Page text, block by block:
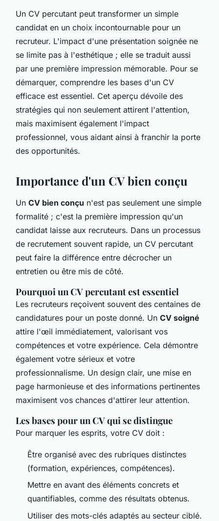
Un CV percutant peut transformer un simple
candidat en un choix incontournable pour un
recruteur. L'impact d'une présentation soignée ne
se limite pas à l'esthétique ; elle se traduit aussi
par une première impression mémorable. Pour se
démarquer, comprendre les bases d'un CV
efficace est essentiel. Cet aperçu dévoile des
stratégies qui non seulement attirent l'attention,
mais maximisent également l'impact
professionnel, vous aidant ainsi à franchir la porte
des opportunités.
Importance d'un CV bien conçu
Un CV bien conçu n'est pas seulement une simple
formalité ; c'est la première impression qu'un
candidat laisse aux recruteurs. Dans un processus
de recrutement souvent rapide, un CV percutant
peut faire la différence entre décrocher un
entretien ou être mis de côté.
Pourquoi un CV percutant est essentiel
Les recruteurs reçoivent souvent des centaines de
candidatures pour un poste donné. Un CV soigné
attire l'œil immédiatement, valorisant vos
compétences et votre expérience. Cela démontre
également votre sérieux et votre
professionnalisme. Un design clair, une mise en
page harmonieuse et des informations pertinentes
maximisent vos chances d'attirer leur attention.
Les bases pour un CV qui se distingue
Pour marquer les esprits, votre CV doit :
Être organisé avec des rubriques distinctes
(formation, expériences, compétences).
Mettre en avant des éléments concrets et
quantifiables, comme des résultats obtenus.
Utiliser des mots-clés adaptés au secteur ciblé.